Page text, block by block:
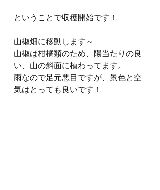
ということで収穫開始です！
山椒畑に移動します～
山椒は柑橘類のため、陽当たりの良
い、山の斜面に植わってます。
雨なので足元悪目ですが、景色と空
気はとっても良いです！